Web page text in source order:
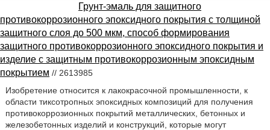
Грунт-эмаль для защитного
противокоррозионного эпоксидного покрытия с толщиной
защитного слоя до 500 мкм, способ формирования
защитного противокоррозионного эпоксидного покрытия и
изделие с защитным противокоррозионным эпоксидным
покрытием // 2613985
Изобретение относится к лакокрасочной промышленности, к
области тиксотропных эпоксидных композиций для получения
противокоррозионных покрытий металлических, бетонных и
железобетонных изделий и конструкций, которые могут